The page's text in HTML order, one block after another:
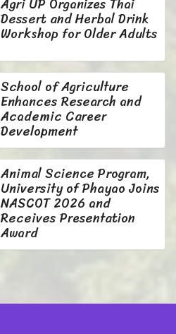
Dessert and Herbal Drink
Workshop for Older Adults
School of Agriculture
Enhances Research and
Academic Career
Development
Animal Science Program,
University of Phayao Joins
NASCOT 2026 and
Receives Presentation
Award